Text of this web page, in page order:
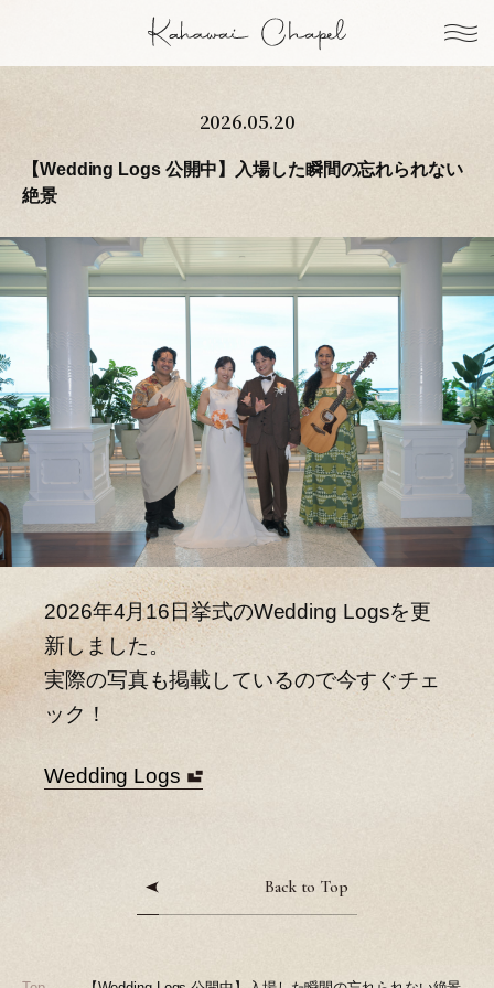
2026.05.20
【Wedding Logs 公開中】入場した瞬間の忘れられない
絶景
2026年4月16日挙式のWedding Logsを更
新しました。
実際の写真も掲載しているので今すぐチェ
ック！
Wedding Logs
Back to Top